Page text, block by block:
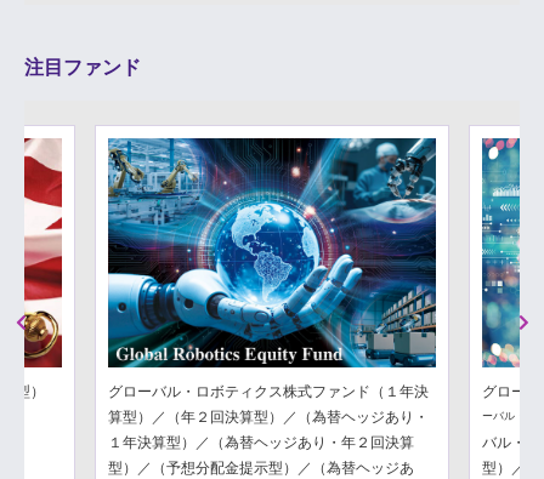
注目ファンド
Previous
型）
グローバル・ロボティクス株式ファンド（１年決
算型）／（年２回決算型）／（為替ヘッジあり・
１年決算型）／（為替ヘッジあり・年２回決算
型）／（予想分配金提示型）／（為替ヘッジあ
グロー
ーバル・フ
バル・フ
型）／（
Next